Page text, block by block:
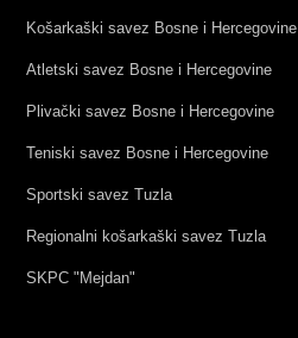
Košarkaški savez Bosne i Hercegovine
Atletski savez Bosne i Hercegovine
Plivački savez Bosne i Hercegovine
Teniski savez Bosne i Hercegovine
Sportski savez Tuzla
Regionalni košarkaški savez Tuzla
SKPC "Mejdan"